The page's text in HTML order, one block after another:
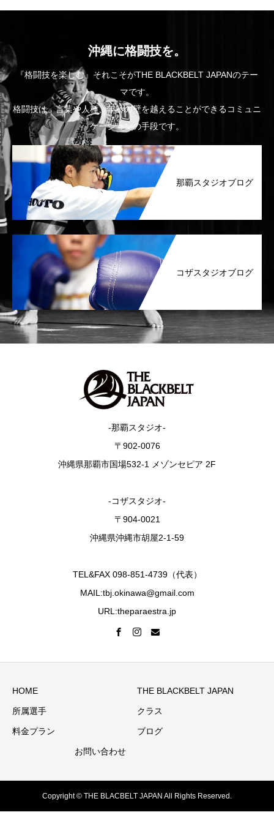
沖縄に格闘技を。
『格闘技を楽しむ』それこそがTHE BLACKBELT JAPANのテー
マです。
格闘技は、言葉や人種、年齢の壁を越えることができるコミュニ
ケーションの手段です。
那覇スタジオブログ
コザスタジオブログ
-那覇スタジオ-
〒902-0076
沖縄県那覇市国場532-1 メゾンセピア 2F
-コザスタジオ-
〒904-0021
沖縄県沖縄市胡屋2-1-59
TEL&FAX 098-851-4739（代表）
MAIL:tbj.okinawa@gmail.com
URL:theparaestra.jp
HOME THE BLACKBELT JAPAN
所属選手 クラス
料金プラン ブログ
お問い合わせ
Copyright © THE BLACBELT JAPAN All Rights Reserved.